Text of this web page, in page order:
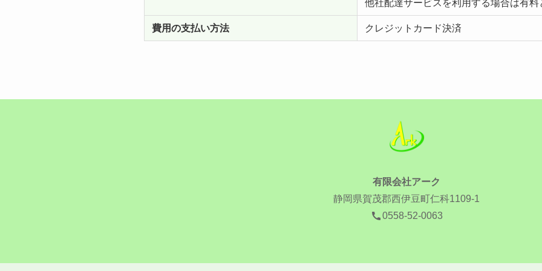
他社配達サービスを利用する場合は有料
費用の支払い方法 クレジットカード決済
有限会社アーク
静岡県賀茂郡西伊豆町仁科1109-1
0558-52-0063